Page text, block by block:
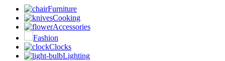
Furniture
Cooking
Accessories
Fashion
Clocks
Lighting